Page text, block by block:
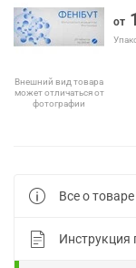
Внешний вид товара
может отличаться от
фотографии
от
Все о товаре
Инструкция